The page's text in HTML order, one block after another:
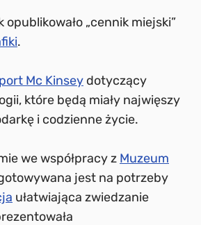
opublikowało „cennik miejski”
.
Mc Kinsey dotyczący
które będą miały najwięszy
i codzienne życie.
we współpracy z Muzeum
jest na potrzeby
ułatwiająca zwiedzanie